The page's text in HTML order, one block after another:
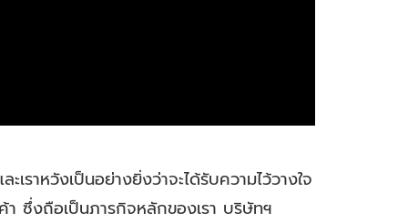
ราหวังเป็นอย่างยิ่งว่าจะได้รับความไว้วางใจ
า ซึ่งถือเป็นภารกิจหลักของเรา บริษัทฯ